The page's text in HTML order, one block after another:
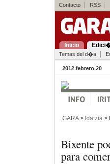
Contacto RSS
Inicio
Temas del d�a
2012 febrero 20
GARA> Idatzia >
Bixente
para